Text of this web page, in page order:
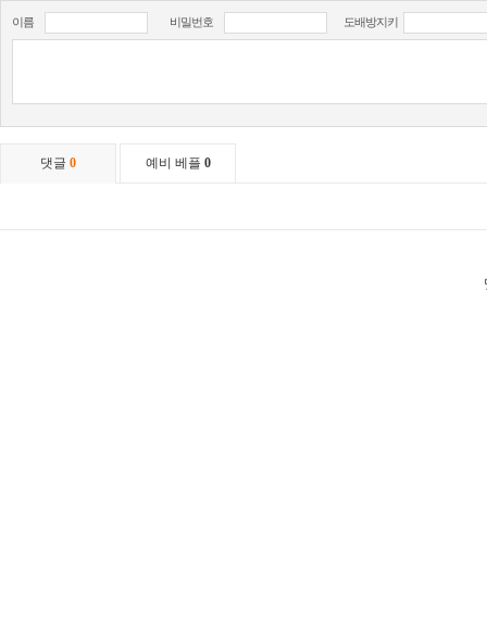
이름 비밀번호 도배방지키
댓글 0 예비 베플 0